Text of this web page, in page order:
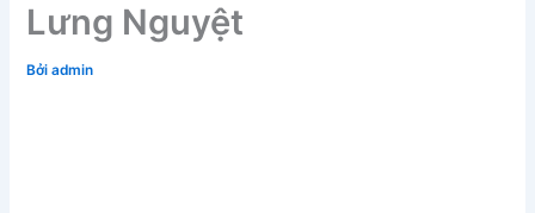
Lưng Nguyệt
Bởiadmin